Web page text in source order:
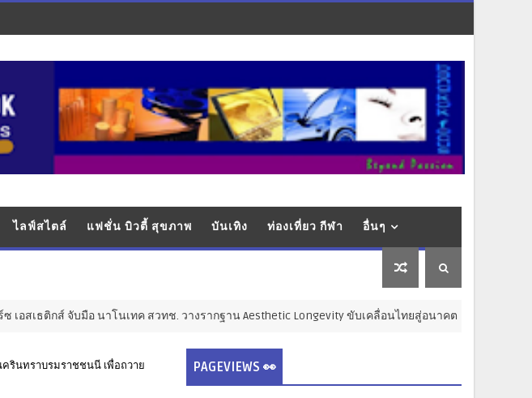
ไลฟ์สไตล์ แฟชั่น บิวตี้ สุขภาพ บันเทิง ท่องเที่ยว กีฬา อื่นๆ
จับมือ นาโนเทค สวทช. วางรากฐาน Aesthetic Longevity ขับเคลื่อนไทยสู่อนาคตเศรษฐกิจสุขภาพ
รินทราบรมราชชนนี เพื่อถวาย
PAGEVIEWS 👀